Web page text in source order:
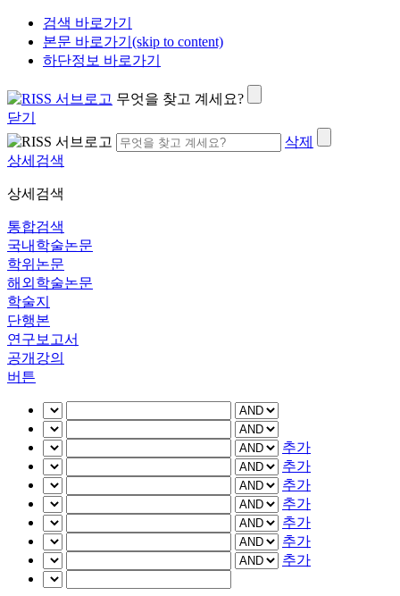
검색 바로가기
본문 바로가기(skip to content)
하단정보 바로가기
무엇을 찾고 계세요?
닫기
삭제
상세검색
상세검색
통합검색
국내학술논문
학위논문
해외학술논문
학술지
단행본
연구보고서
공개강의
버튼
추가
추가
추가
추가
추가
추가
추가